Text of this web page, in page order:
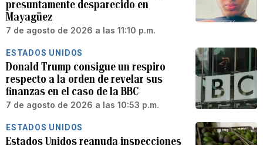
presuntamente desparecido en
Mayagüez
7 de agosto de 2026 a las 11:10 p.m.
ESTADOS UNIDOS
Donald Trump consigue un respiro
respecto a la orden de revelar sus
finanzas en el caso de la BBC
7 de agosto de 2026 a las 10:53 p.m.
ESTADOS UNIDOS
Estados Unidos reanuda inspecciones